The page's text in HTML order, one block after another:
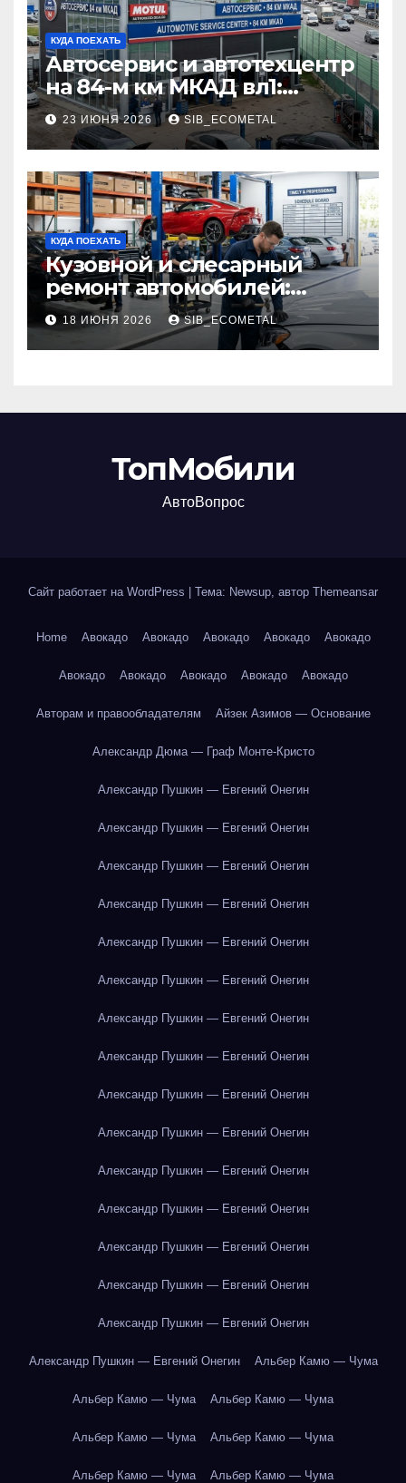
КУДА ПОЕХАТЬ
Автосервис и автотехцентр
на 84-м км МКАД вл1:
описание услуг и режим
работы
23 ИЮНЯ 2026 SIB_ECOMETAL
КУДА ПОЕХАТЬ
Кузовной и слесарный
ремонт автомобилей:
наличие оригинальных
запчастей производителя
и сроки выполнения работ
18 ИЮНЯ 2026 SIB_ECOMETAL
ТопМобили
АвтоВопрос
Сайт работает на WordPress Тема: Newsup, автор Themeansar
Home Авокадо Авокадо Авокадо Авокадо Авокадо
Авокадо Авокадо Авокадо Авокадо Авокадо
Авторам и правообладателям Айзек Азимов — Основание
Александр Дюма — Граф Монте-Кристо
Александр Пушкин — Евгений Онегин
Александр Пушкин — Евгений Онегин
Александр Пушкин — Евгений Онегин
Александр Пушкин — Евгений Онегин
Александр Пушкин — Евгений Онегин
Александр Пушкин — Евгений Онегин
Александр Пушкин — Евгений Онегин
Александр Пушкин — Евгений Онегин
Александр Пушкин — Евгений Онегин
Александр Пушкин — Евгений Онегин
Александр Пушкин — Евгений Онегин
Александр Пушкин — Евгений Онегин
Александр Пушкин — Евгений Онегин
Александр Пушкин — Евгений Онегин
Александр Пушкин — Евгений Онегин
Александр Пушкин — Евгений Онегин Альбер Камю — Чума
Альбер Камю — Чума Альбер Камю — Чума
Альбер Камю — Чума Альбер Камю — Чума
Альбер Камю — Чума Альбер Камю — Чума